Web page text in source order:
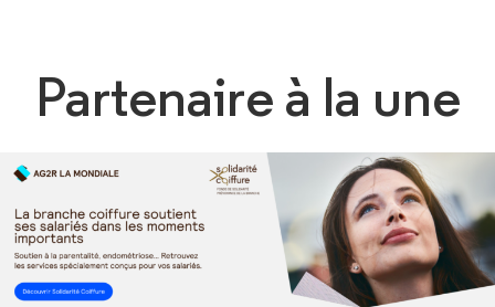
Partenaire à la une